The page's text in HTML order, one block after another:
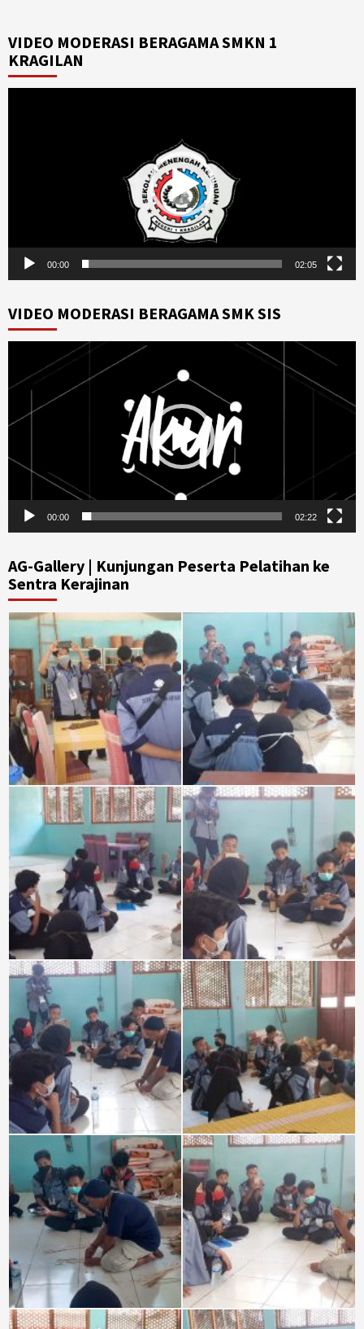
VIDEO MODERASI BERAGAMA SMKN 1
KRAGILAN
00:00 02:05
VIDEO MODERASI BERAGAMA SMK SIS
Player
00:00 02:22
AG-Gallery | Kunjungan Peserta Pelatihan ke
Sentra Kerajinan